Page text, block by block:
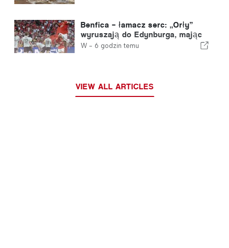
Benfica – łamacz serc: „Orły”
wyruszają do Edynburga, mając
już jedną nogą w kolejnej rundzie
W - 6 godzin temu
VIEW ALL ARTICLES